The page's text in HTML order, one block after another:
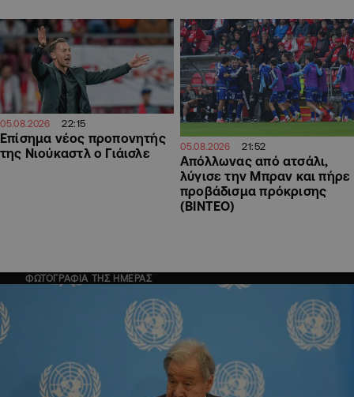
05.08.2026 22:15
Επίσημα νέος προπονητής
της Νιούκαστλ ο Γιάισλε
05.08.2026 21:52
Απόλλωνας από ατσάλι,
λύγισε την Μπραν και πήρε
προβάδισμα πρόκρισης
(ΒΙΝΤΕΟ)
ΦΩΤΟΓΡΑΦΙΑ ΤΗΣ ΗΜΕΡΑΣ